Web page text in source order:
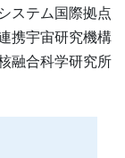
ステム国際拠点
携宇宙研究機構
融合科学研究所